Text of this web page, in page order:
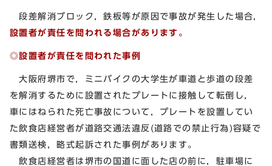
段差解消ブロック，鉄板等が原因で事故が発生した場合,
設置者が責任を問われる場合があります。
◎設置者が責任を問われた事例
大阪府堺市で，ミニバイクの大学生が車道と歩道の段差
を解消するために設置されたプレートに接触して転倒し，
車にはねられた死亡事故について，プレートを設置してい
た飲食店経営者が道路交通法違反(道路での禁止行為)容疑で
書類送検，略式起訴された事例があります。
飲食店経営者は堺市の国道に面した店の前に，駐車場に